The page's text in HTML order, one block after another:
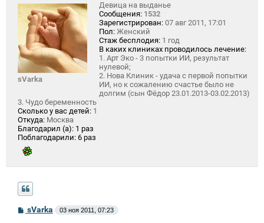
sVarka
Девица на выданье
Сообщения: 1532
Зарегистрирован: 07 авг 2011, 17:01
Пол: Женский
Стаж бесплодия: 1 год
В каких клиниках проводилось лечение:
1. Арт Эко - 3 попытки ИИ, результат
нулевой;
2. Нова Клиник - удача с первой попытки
ИИ, но к сожалению счастье было не
долгим (сын Фёдор 23.01.2013-03.02.2013)
3. Чудо беременность
Сколько у вас детей: 1
Откуда: Москва
Благодарил (а): 1 раз
Поблагодарили: 6 раз
СsVarka 03 ноя 2011, 07:23